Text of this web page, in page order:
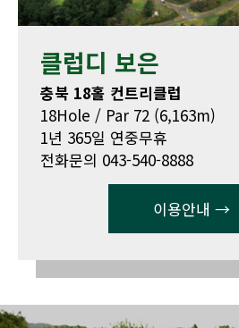
클럽디 보은
충북 18홀 컨트리클럽
18Hole / Par 72 (6,163m)
1년 365일 연중무휴
전화문의 043-540-8888
이용안내 →